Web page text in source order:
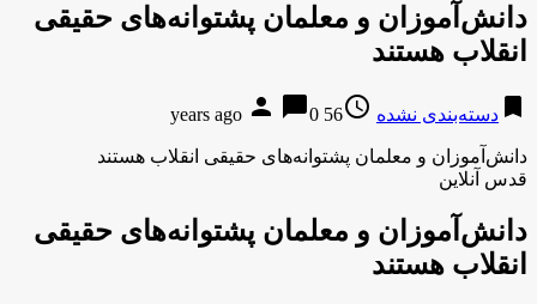
دانش‌آموزان و معلمان پشتوانه‌های حقیقی
انقلاب هستند
bookmark دسته‌بندی نشده access_time
56 years ago
person chat_bubble0
دانش‌آموزان و معلمان پشتوانه‌های حقیقی انقلاب هستند
قدس آنلاین
دانش‌آموزان و معلمان پشتوانه‌های حقیقی
انقلاب هستند